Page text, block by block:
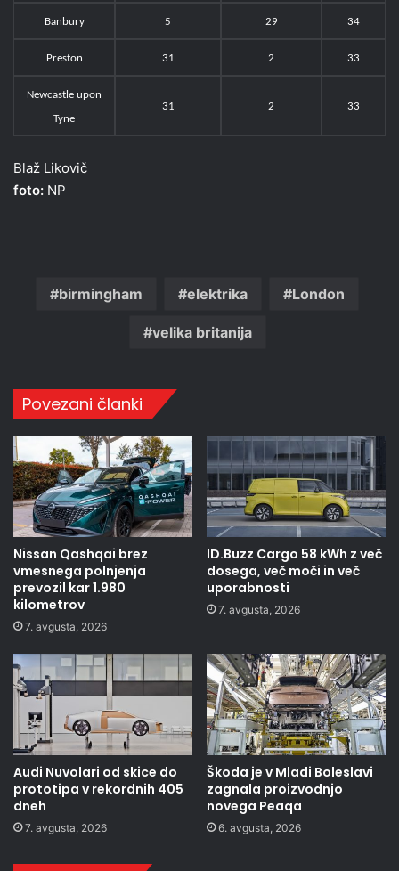
Banbury 5 29 34
Preston 31 2 33
Newcastle upon
Tyne
31 2 33
Blaž Likovič
foto: NP
birmingham elektrika London
velika britanija
Povezani članki
Nissan Qashqai brez
vmesnega polnjenja
prevozil kar 1.980
kilometrov
7. avgusta, 2026
ID.Buzz Cargo 58 kWh z več
dosega, več moči in več
uporabnosti
7. avgusta, 2026
Audi Nuvolari od skice do
prototipa v rekordnih 405
dneh
7. avgusta, 2026
Škoda je v Mladi Boleslavi
zagnala proizvodnjo
novega Peaqa
6. avgusta, 2026